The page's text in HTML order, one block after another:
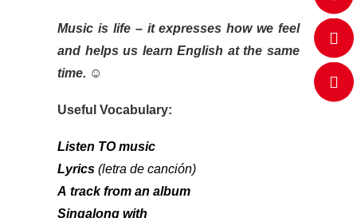
Music is life – it expresses how we feel
and helps us learn English at the same
time. ☺
Useful Vocabulary:
Listen TOmusic
Lyrics (letra de canción)
A track from an album
Singalong with